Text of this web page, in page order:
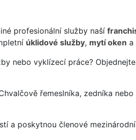
profesionální služby naší
úklidové služby, mytí oken a
nebo vyklízecí práce?
řemeslníka, zedníka nebo
a poskytnou členové mezinárodní